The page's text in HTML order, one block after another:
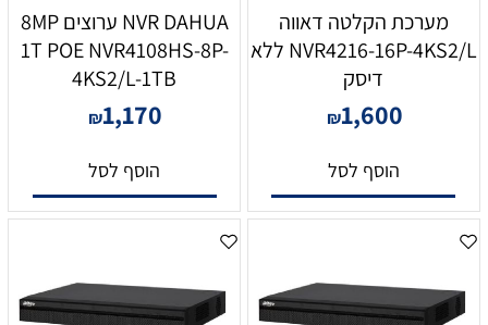
מערכת הקלטה דאווה
NVR4216-16P-4KS2/L ללא
דיסק
₪1,600
הוסף לסל
NVR DAHUA ערוצים 8MP
1T POE NVR4108HS-8P-
4KS2/L-1TB
₪1,170
הוסף לסל